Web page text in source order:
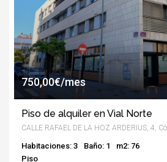
750,00€/mes
Piso de alquiler en Vial Norte
Habitaciones: 3 Baño: 1
m2: 76
Piso